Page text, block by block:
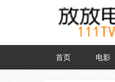
首页 电影